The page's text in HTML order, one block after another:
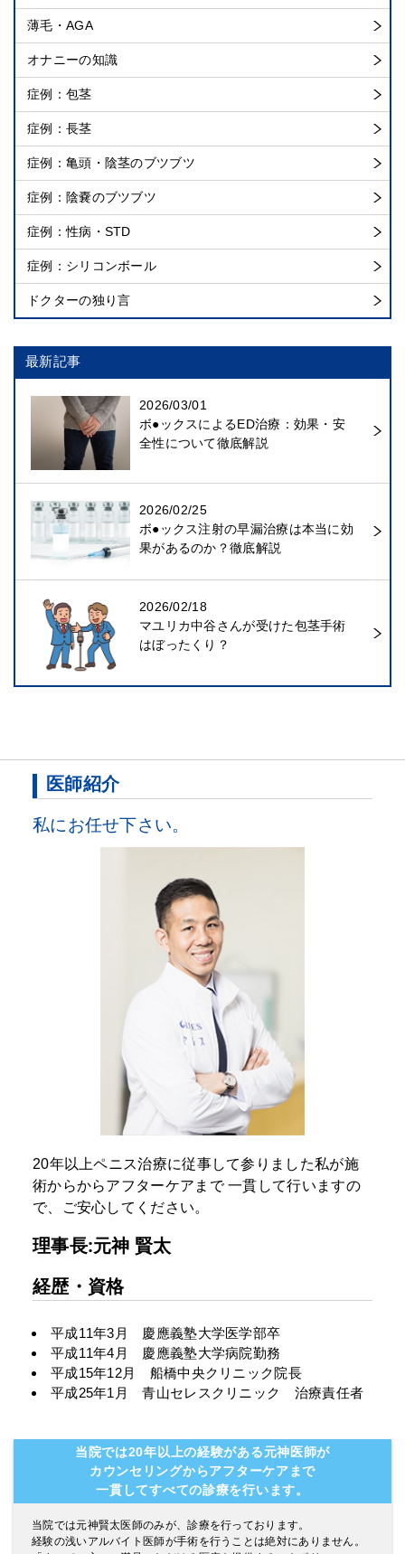
薄毛・AGA
オナニーの知識
症例：包茎
症例：長茎
症例：亀頭・陰茎のブツブツ
症例：陰嚢のブツブツ
症例：性病・STD
症例：シリコンボール
ドクターの独り言
最新記事
2026/03/01
ボ●ックスによるED治療：効果・安
全性について徹底解説
2026/02/25
ボ●ックス注射の早漏治療は本当に効
果があるのか？徹底解説
2026/02/18
マユリカ中谷さんが受けた包茎手術
はぼったくり？
医師紹介
私にお任せ下さい。
20年以上ペニス治療に従事して参りました私が施
術からからアフターケアまで一貫して行いますの
で、ご安心してください。
理事長:元神 賢太
経歴・資格
平成11年3月 慶應義塾大学医学部卒
平成11年4月 慶應義塾大学病院勤務
平成15年12月 船橋中央クリニック院長
平成25年1月 青山セレスクリニック 治療責任者
当院では20年以上の経験がある元神医師が
カウンセリングからアフターケアまで
一貫してすべての診療を行います。
当院では元神賢太医師のみが、診療を行っております。
経験の浅いアルバイト医師が手術を行うことは絶対にありません。